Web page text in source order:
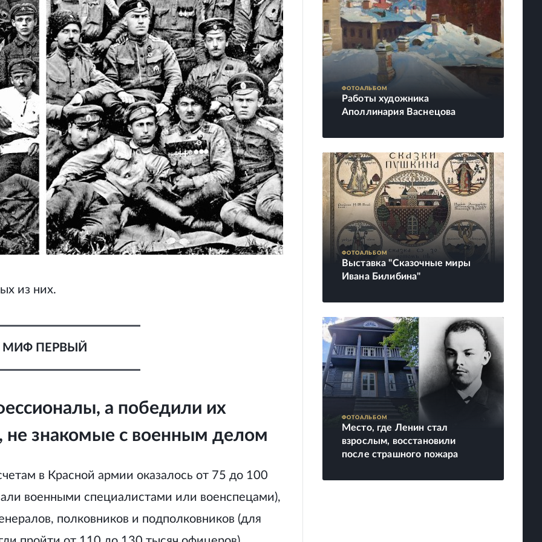
из них.
МИФ ПЕРВЫЙ
а победили их
не знакомые с военным делом
в Красной армии оказалось от 75 до 100
военными специалистами или военспецами),
полковников и подполковников (для
ФОТОАЛЬБОМ
Работы художника
Аполлинария Васнецова
ФОТОАЛЬБОМ
Выставка "Сказочные миры
Ивана Билибина"
ФОТОАЛЬБОМ
Место, где Ленин стал
взрослым, восстановили
после страшного пожара